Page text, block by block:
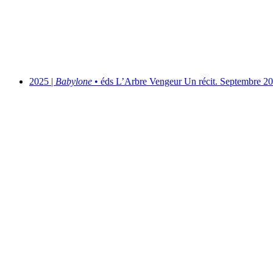
2025 | Babylone • éds L’Arbre Vengeur Un récit. Septembre